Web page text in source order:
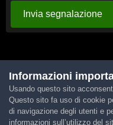
Invia segnalazione
Lingua
Powered
Informazioni
Usando questo sito
Questo sito fa uso di cookie
di navigazione degli utenti e
informazioni sull’utilizzo del